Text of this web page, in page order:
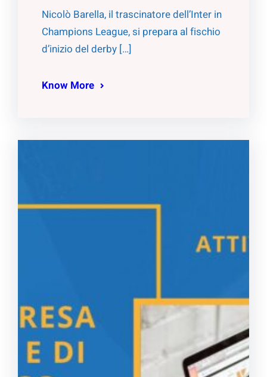
Nicolò Barella, il trascinatore dell’Inter in
Champions League, si prepara al fischio
d’inizio del derby […]
Know More